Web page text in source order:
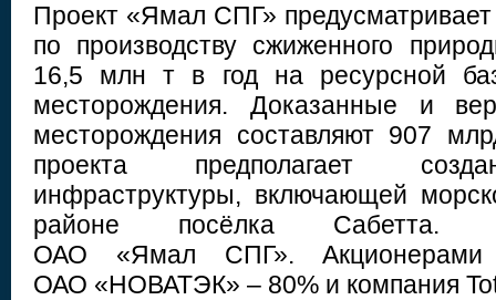
Проект «Ямал СПГ» предусматривает
по производству сжиженного
16,5 млн т в год на ресурсной
месторождения. Доказанные и
месторождения составляют 907
проекта предполагает
инфраструктуры, включающей
районе посёлка Cабетта.
ОАО «Ямал СПГ». Акционерами
ОАО «НОВАТЭК» – 80% и компания